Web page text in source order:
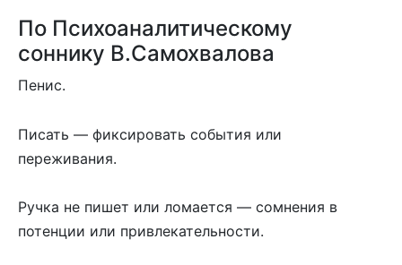
По Психоаналитическому
соннику В.Самохвалова
Пенис.
Писать — фиксировать события или
переживания.
Ручка не пишет или ломается — сомнения в
потенции или привлекательности.